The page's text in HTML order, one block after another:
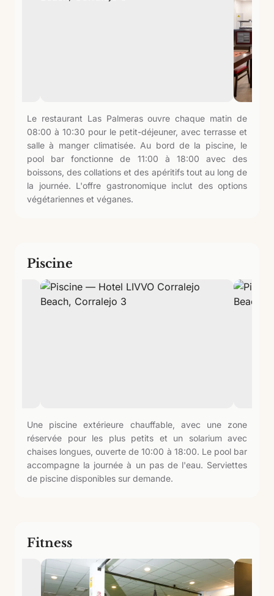
Le restaurant Las Palmeras ouvre chaque matin de
08:00 à 10:30 pour le petit-déjeuner, avec terrasse et
salle à manger climatisée. Au bord de la piscine, le
pool bar fonctionne de 11:00 à 18:00 avec des
boissons, des collations et des apéritifs tout au long de
la journée. L'offre gastronomique inclut des options
végétariennes et véganes.
Piscine
Une piscine extérieure chauffable, avec une zone
réservée pour les plus petits et un solarium avec
chaises longues, ouverte de 10:00 à 18:00. Le pool bar
accompagne la journée à un pas de l'eau. Serviettes
de piscine disponibles sur demande.
Fitness